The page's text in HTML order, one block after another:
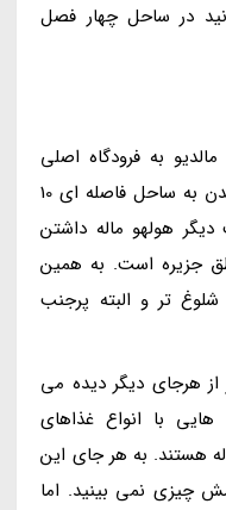
در ساحل چهار فصل
به فرودگاه اصلی
این جزیره می باشد و شما برای رسیدن به ساحل فاصله ای 10
هولهو ماله داشتن
جزیره است. به همین
تر و البته پرجنب
هرجای دیگر دیده می
هایی با انواع غذاهای
هستند. به هر جای این
چیزی نمی بینید. اما